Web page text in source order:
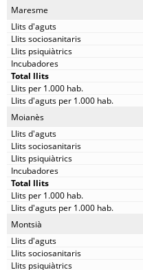
Maresme
Moianès
Montsià